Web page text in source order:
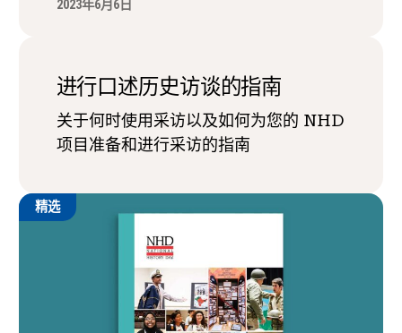
2023年6月6日
进行口述历史访谈的指南
关于何时使用采访以及如何为您的 NHD
项目准备和进行采访的指南
精选